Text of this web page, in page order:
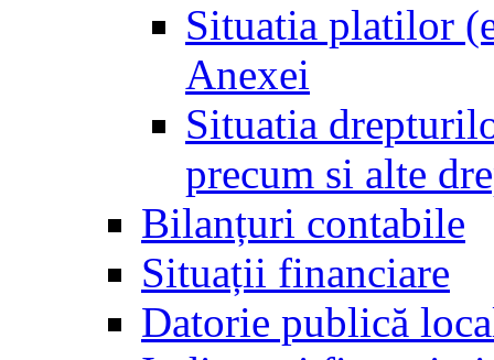
Situatia platilor
Anexei
Situatia
precum si alte
Bilanțuri contabile
Situații financiare
Datorie publică